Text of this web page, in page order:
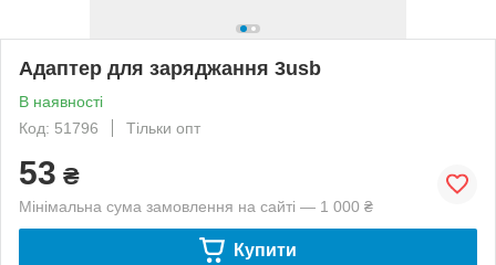
Адаптер для заряджання 3usb
В наявності
Код: 51796
Тільки опт
53 ₴
Мінімальна сума замовлення на сайті — 1 000 ₴
Купити